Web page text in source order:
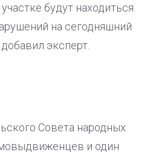
будут находиться
на сегодняшний
эксперт.
Совета народных
и один